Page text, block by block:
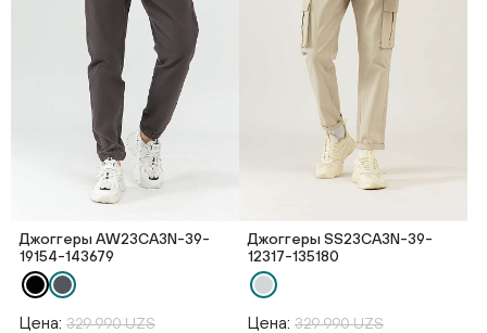
Джоггеры AW23CA3N-39-
19154-143679
Цена: 329 990 UZS
Джоггеры SS23CA3N-39-
12317-135180
Цена: 329 990 UZS